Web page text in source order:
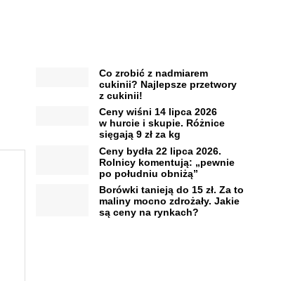
Co zrobić z nadmiarem
cukinii? Najlepsze przetwory
z cukinii!
Ceny wiśni 14 lipca 2026
w hurcie i skupie. Różnice
sięgają 9 zł za kg
Ceny bydła 22 lipca 2026.
Rolnicy komentują: „pewnie
po południu obniżą”
Borówki tanieją do 15 zł. Za to
maliny mocno zdrożały. Jakie
są ceny na rynkach?